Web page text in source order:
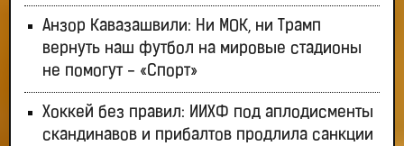
Анзор Кавазашвили: Ни МОК, ни Трамп
вернуть наш футбол на мировые стадионы
не помогут - «Спорт»
Хоккей без правил: ИИХФ под аплодисменты
скандинавов и прибалтов продлила санкции